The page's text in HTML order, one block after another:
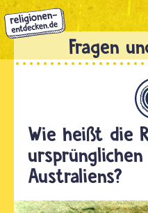
Direkt
zum
Inhalt
Wie heißt die
Australiens?